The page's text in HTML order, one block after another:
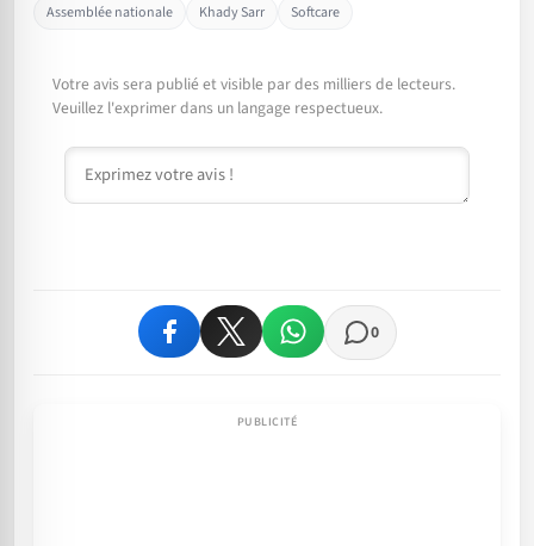
Assemblée nationale Khady Sarr Softcare
Votre avis sera publié et visible par des milliers de lecteurs.
Veuillez l'exprimer dans un langage respectueux.
Commentaire
0